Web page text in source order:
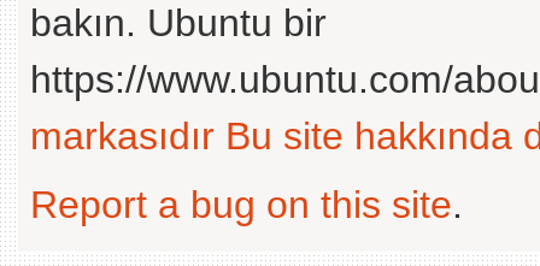
bakın. Ubuntu bir
https://www.ubuntu.com/
markasıdır Bu site hakkında
Report a bug on this site.